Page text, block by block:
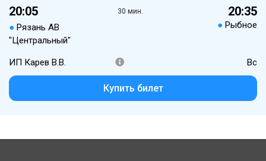
20:05
● Рязань АВ
"Центральный"
30 мин. 20:35
● Рыбное
ИП Карев В.В. Вс
Купить билет